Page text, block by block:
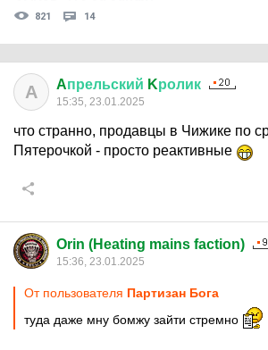
821 14
A Aпрельский Kролик
15:35, 23.01.2025
что странно, продавцы в Чижике по
Пятерочкой - просто реактивные
Orin (Heating mains faction)
15:36, 23.01.2025
От пользователя Партизан Бога
туда даже мну бомжу зайти стремно